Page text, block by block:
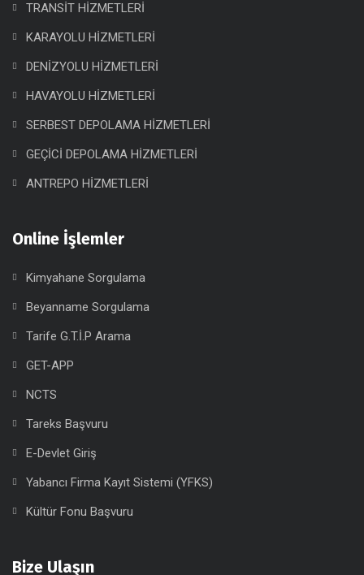
TRANSİT HİZMETLERİ
KARAYOLU HİZMETLERİ
DENİZYOLU HİZMETLERİ
HAVAYOLU HİZMETLERİ
SERBEST DEPOLAMA HİZMETLERİ
GEÇİCİ DEPOLAMA HİZMETLERİ
ANTREPO HİZMETLERİ
Online İşlemler
Kimyahane Sorgulama
Beyanname Sorgulama
Tarife G.T.İ.P Arama
GET-APP
NCTS
Tareks Başvuru
E-Devlet Giriş
Yabancı Firma Kayıt Sistemi (YFKS)
Kültür Fonu Başvuru
Bize Ulaşın